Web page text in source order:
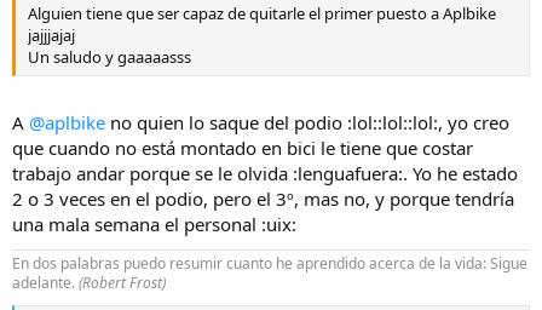
Alguien tiene que ser capaz de quitarle el primer puesto a Aplbike
jajjjajaj
Un saludo y gaaaaasss
A @aplbike no quien lo saque del podio :lol::lol::lol:, yo creo
que cuando no está montado en bici le tiene que costar
trabajo andar porque se le olvida :lenguafuera:. Yo he estado
2 o 3 veces en el podio, pero el 3º, mas no, y porque tendría
una mala semana el personal :uix:
En dos palabras puedo resumir cuanto he aprendido acerca de la vida: Sigue
adelante.(Robert Frost)